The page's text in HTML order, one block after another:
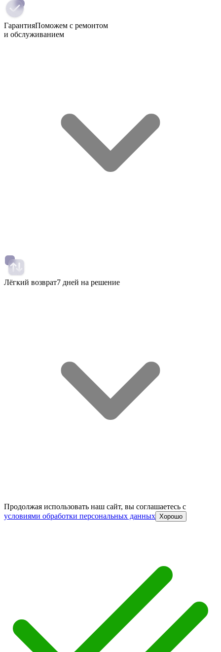
ГарантияПоможем с ремонтом
и обслуживанием
Лёгкий возврат7 дней на решение
Продолжая использовать наш сайт, вы соглашаетесь c
условиями обработки персональных данных Хорошо